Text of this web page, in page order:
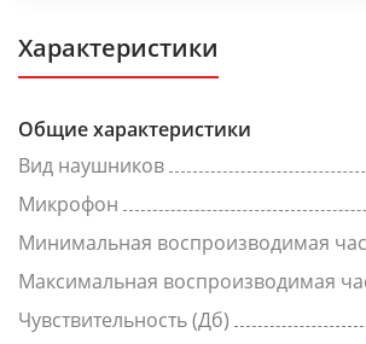
Характеристики
Общие характеристики
Вид наушников
Микрофон
Минимальная воспроизводимая
Максимальная воспроизводимая
Чувствительность (Дб)